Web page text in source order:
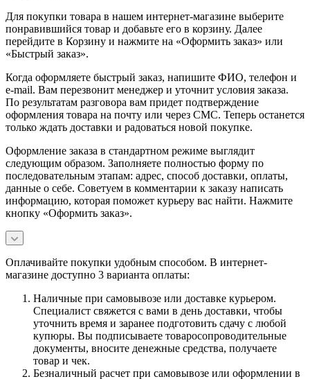
Для покупки товара в нашем интернет-магазине выберите
понравившийся товар и добавьте его в корзину. Далее
перейдите в Корзину и нажмите на «Оформить заказ» или
«Быстрый заказ».
Когда оформляете быстрый заказ, напишите ФИО, телефон и
e-mail. Вам перезвонит менеджер и уточнит условия заказа.
По результатам разговора вам придет подтверждение
оформления товара на почту или через СМС. Теперь останется
только ждать доставки и радоваться новой покупке.
Оформление заказа в стандартном режиме выглядит
следующим образом. Заполняете полностью форму по
последовательным этапам: адрес, способ доставки, оплаты,
данные о себе. Советуем в комментарии к заказу написать
информацию, которая поможет курьеру вас найти. Нажмите
кнопку «Оформить заказ».
Оплачивайте покупки удобным способом. В интернет-
магазине доступно 3 варианта оплаты:
Наличные при самовывозе или доставке курьером.
Специалист свяжется с вами в день доставки, чтобы
уточнить время и заранее подготовить сдачу с любой
купюры. Вы подписываете товаросопроводительные
документы, вносите денежные средства, получаете
товар и чек.
Безналичный расчет при самовывозе или оформлении в